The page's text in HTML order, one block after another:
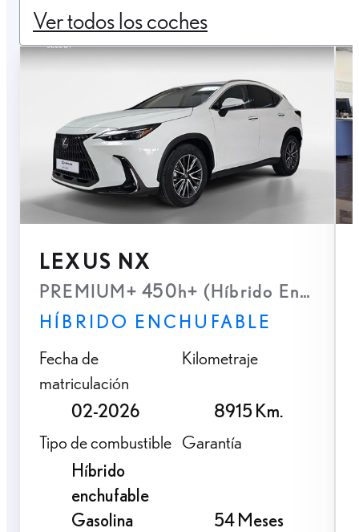
Ver todos los coches
LEXUS NX
PREMIUM+ 450h+ (Híbrido
HÍBRIDO ENCHUFABLE
Fecha de
matriculación
02-2026
Kilometraje
8915 Km.
Tipo de combustible
Híbrido
enchufable
Gasolina
Garantía
54 Meses